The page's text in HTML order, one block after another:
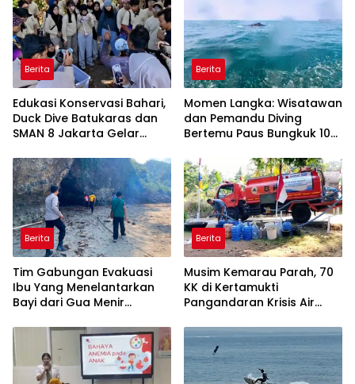
Berita
Edukasi Konservasi Bahari,
Duck Dive Batukaras dan
SMAN 8 Jakarta Gelar
Karang
Berita
Momen Langka: Wisatawan
dan Pemandu Diving
Bertemu Paus Bungkuk 10
Berita
Tim Gabungan Evakuasi
Ibu Yang Menelantarkan
Bayi dari Gua Menir
Pangandaran
Berita
Musim Kemarau Parah, 70
KK di Kertamukti
Pangandaran Krisis Air
BPBD Gerak Cepat